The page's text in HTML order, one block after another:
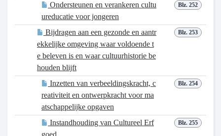
Blz. 252
Ondersteunen en verankeren cultu
ureducatie voor jongeren
Blz. 253
Bijdragen aan een gezonde en aantr
ekkelijke omgeving waar voldoende t
e beleven is en waar cultuurhistorie be
houden blijft
Blz. 254
Inzetten van verbeeldingskracht, c
reativiteit en ontwerpkracht voor ma
atschappelijke opgaven
Blz. 255
Instandhouding van Cultureel Erf
goed